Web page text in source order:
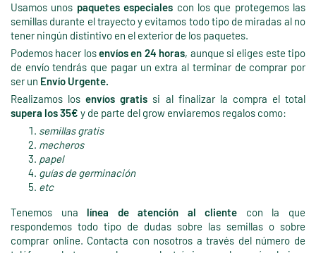
Usamos unos paquetes especiales con los que protegemos las
semillas durante el trayecto y evitamos todo tipo de miradas al no
tener ningún distintivo en el exterior de los paquetes.
Podemos hacer losenvíos en 24 horas, aunque si eliges este tipo
de envío tendrás que pagar un extra al terminar de comprar por
ser un Envío Urgente.
Realizamos los envíos gratis si al finalizar la compra el total
supera los 35€ y de parte del grow enviaremos regalos como:
semillas gratis
mecheros
papel
guías de germinación
etc
Tenemos una línea de atención al cliente con la que
respondemos todo tipo de dudas sobre las semillas o sobre
comprar online. Contacta con nosotros a través del número de